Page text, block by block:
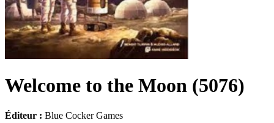
Welcome to the Moon (5076)
Éditeur : Blue Cocker Games